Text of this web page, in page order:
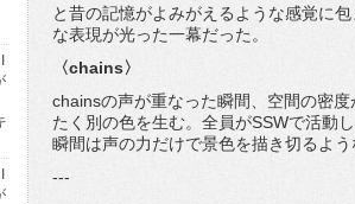
と昔の記憶がよみがえるような感覚に包
な表現が光った一幕だった。
〈chains〉
chainsの声が重なった瞬間、空間の密度
たく別の色を生む。全員がSSWで活動し
瞬間は声の力だけで景色を描き切る よ
---